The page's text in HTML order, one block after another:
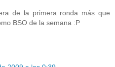
de la primera ronda más que
BSO de la semana :P